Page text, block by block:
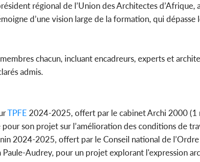
régional de l’Union des Architectes d’Afrique,
d’une vision large de la formation, qui
chacun, incluant encadreurs, experts et
admis.
TPFE 2024-2025, offert par le cabinet Archi 2000 (1
son projet sur l’amélioration des conditions de
2024-2025, offert par le Conseil national de
Audrey, pour un projet explorant l'expression